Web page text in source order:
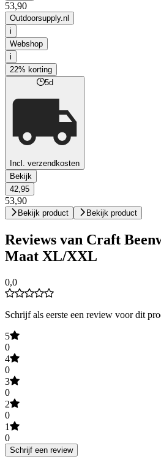
53,90
Outdoorsupply.nl
i
Webshop
i
22% korting
5d
Incl. verzendkosten
Bekijk
42,95
53,90
Bekijk product Bekijk product
Reviews van Craft
Maat XL/XXL
0,0
Schrijf als eerste een review voor dit
5
0
4
0
3
0
2
0
1
0
Schrijf een review